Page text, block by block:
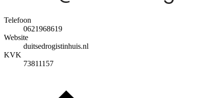
Telefoon
0621968619
Website
duitsedrogistinhuis.nl
KVK
73811157